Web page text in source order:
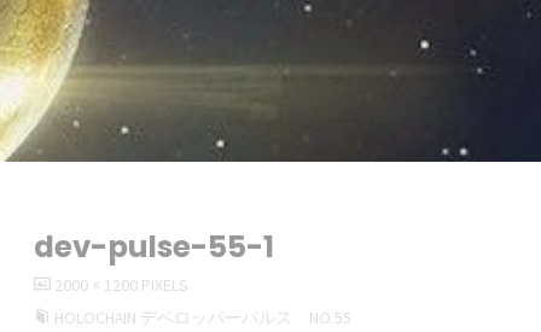
dev-pulse-55-1
FULL
SIZE
2000 × 1200 PIXELS
HOLOCHAIN デベロッパーパルス NO.55